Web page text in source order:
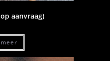
aanvraag)